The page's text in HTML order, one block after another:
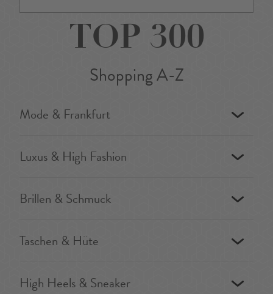
TOP 300
Shopping A-Z
Mode & Frankfurt
Luxus & High Fashion
Brillen & Schmuck
Taschen & Hüte
High Heels & Sneaker